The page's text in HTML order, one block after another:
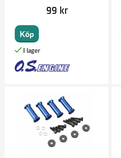
99 kr
Köp